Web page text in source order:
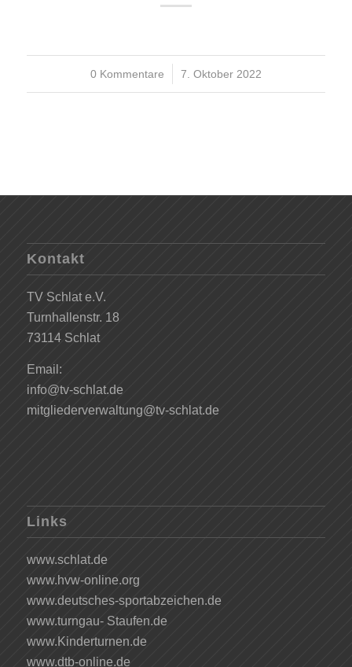
0 Kommentare
/ 7. Oktober 2022
Kontakt
TV Schlat e.V.
Turnhallenstr. 18
73114 Schlat
Email:
info@tv-schlat.de
mitgliederverwaltung@tv-schlat.de
Links
www.schlat.de
www.hvw-online.org
www.deutsches-sportabzeichen.de
www.turngau- Staufen.de
www.Kinderturnen.de
www.dtb-online.de